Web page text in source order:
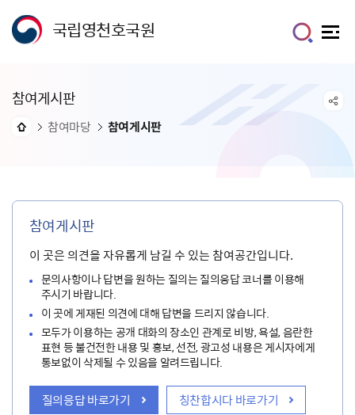
국립영천호국원
참여게시판
참여마당 참여게시판
참여게시판
이 곳은 의견을 자유롭게 남길 수 있는 참여공간입니다.
문의사항이나 답변을 원하는 질의는 질의응답 코너를 이용해
주시기 바랍니다.
이 곳에 게재된 의견에 대해 답변을 드리지 않습니다.
모두가 이용하는 공개 대화의 장소인 관계로 비방, 욕설, 음란한
표현 등 불건전한 내용 및 홍보, 선전, 광고성 내용은 게시자에게
통보없이 삭제될 수 있음을 알려드립니다.
질의응답 바로가기 칭찬합시다 바로가기